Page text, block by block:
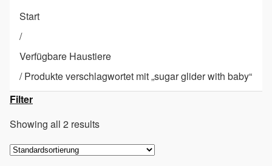
Start
/
Verfügbare Haustiere
/Produkte verschlagwortet mit „sugar glider with baby“
Filter
Showing all 2 results